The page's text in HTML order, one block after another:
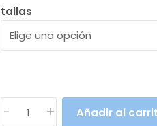
tallas
- + Añadir al